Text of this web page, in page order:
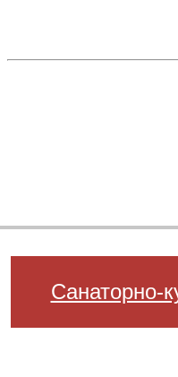
Санаторно-